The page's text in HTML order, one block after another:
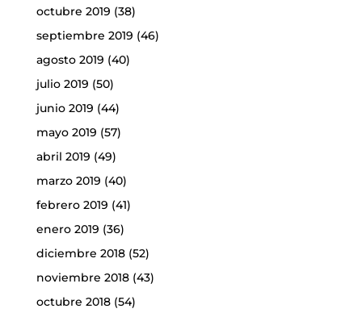
octubre 2019 (38)
septiembre 2019 (46)
agosto 2019 (40)
julio 2019 (50)
junio 2019 (44)
mayo 2019 (57)
abril 2019 (49)
marzo 2019 (40)
febrero 2019 (41)
enero 2019 (36)
diciembre 2018(52)
noviembre 2018(43)
octubre 2018(54)